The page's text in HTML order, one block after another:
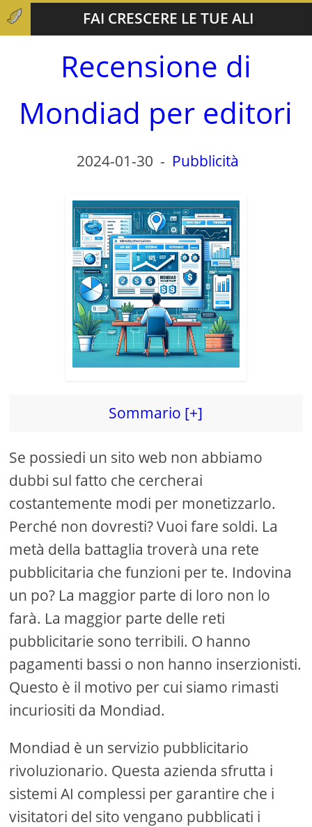
FAI CRESCERE LE TUE ALI
Recensione di
Mondiad per editori
2024-01-30 - Pubblicità
Sommario [+]
Se possiedi un sito web non abbiamo
dubbi sul fatto che cercherai
costantemente modi per monetizzarlo.
Perché non dovresti? Vuoi fare soldi. La
metà della battaglia troverà una rete
pubblicitaria che funzioni per te. Indovina
un po? La maggior parte di loro non lo
farà. La maggior parte delle reti
pubblicitarie sono terribili. O hanno
pagamenti bassi o non hanno inserzionisti.
Questo è il motivo per cui siamo rimasti
incuriositi da Mondiad.
Mondiad è un servizio pubblicitario
rivoluzionario. Questa azienda sfrutta i
sistemi AI complessi per garantire che i
visitatori del sito vengano pubblicati i